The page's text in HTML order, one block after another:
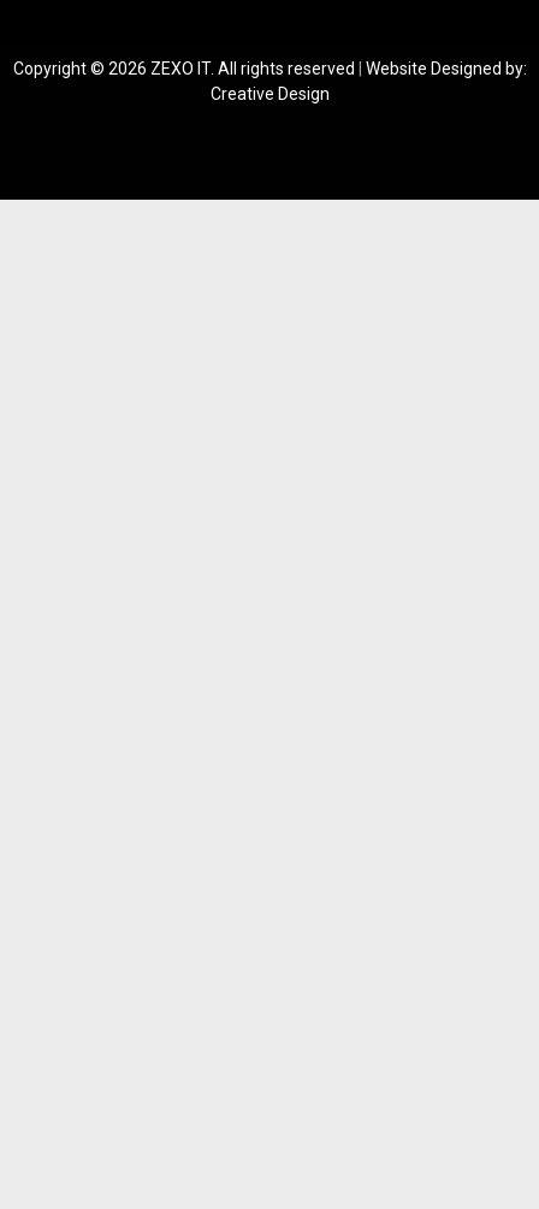
Copyright © 2026 ZEXO IT. All rights reserved
Website Designed by:
Creative Design